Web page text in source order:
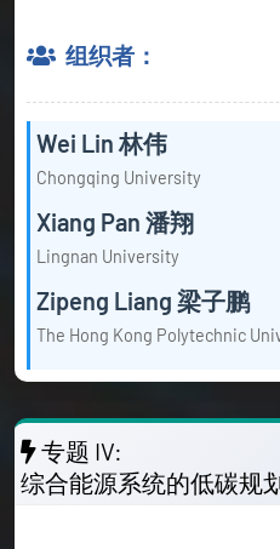
组织者：
Wei Lin 林伟
Chongqing University
Xiang Pan 潘翔
Lingnan University
Zipeng Liang 梁子鹏
The Hong Kong Polytechnic
专题 IV:
综合能源系统的低碳规